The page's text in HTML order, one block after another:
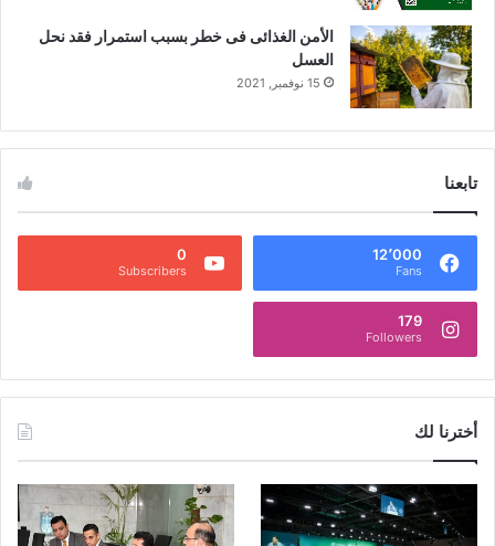
الأمن الغذائى فى خطر بسبب استمرار فقد نحل
العسل
15 نوفمبر, 2021
تابعنا
12٬000
Fans
0
Subscribers
179
Followers
أخترنا لك